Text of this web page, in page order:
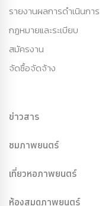
รายงานผลการดำเนินการ
กฏหมายและระเบียบ
สมัครงาน
จัดซื้อจัดจ้าง
ข่าวสาร
ชมภาพยนตร์
เที่ยวหอภาพยนตร์
ห้องสมุดภาพยนตร์